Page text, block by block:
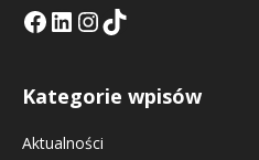
Facebook
LinkedIn
Tik Tok KEInstagramm KE
Kategorie wpisów
Aktualności